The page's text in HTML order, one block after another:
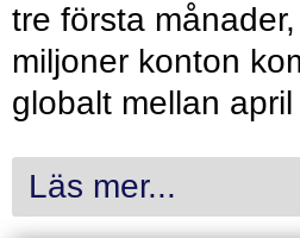
tre första
miljoner konton
globalt mellan
Läs mer...